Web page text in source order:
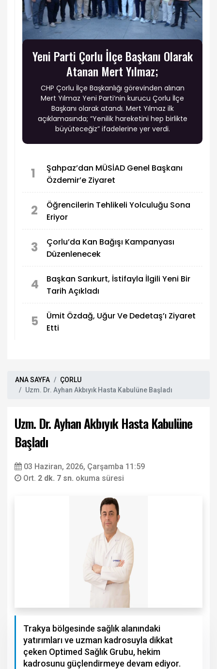
Yeni Parti Çorlu İlçe Başkanı Olarak
Atanan Mert Yılmaz;
CHP Çorlu İlçe Başkanlığı görevinden alınan
Mert Yılmaz Yeni Parti’nin kurucu Çorlu İlçe
Başkanı olarak atandı. Mert Yılmaz ilk
açıklamasında; “Yenilik hareketini hep birlikte
büyüteceğiz” ifadelerine yer verdi.
1
Şahpaz’dan MÜSİAD Genel Başkanı
Özdemir’e Ziyaret
2
Öğrencilerin Tehlikeli Yolculuğu Sona
Eriyor
3
Çorlu’da Kan Bağışı Kampanyası
Düzenlenecek
4
Başkan Sarıkurt, İstifayla İlgili Yeni Bir
Tarih Açıkladı
5
Ümit Özdağ, Uğur Ve Dedetaş’ı Ziyaret
Etti
ANA SAYFA
ÇORLU
Uzm. Dr. Ayhan Akbıyık Hasta Kabulüne Başladı
Uzm. Dr. Ayhan Akbıyık Hasta Kabulüne
Başladı
03 Haziran, 2026, Çarşamba 11:59
Ort. 2 dk. 7 sn. okuma süresi
Trakya bölgesinde sağlık alanındaki
yatırımları ve uzman kadrosuyla dikkat
çeken Optimed Sağlık Grubu, hekim
kadrosunu güçlendirmeye devam ediyor.